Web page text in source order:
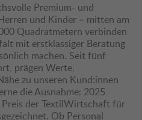
Premium- und
und Kinder – mitten am
Quadratmetern verbinden
mit erstklassiger Beratung
machen. Seit fünf
prägen Werte,
zu unseren Kund:innen
die Ausnahme: 2025
der TextilWirtschaft für
Ob Personal